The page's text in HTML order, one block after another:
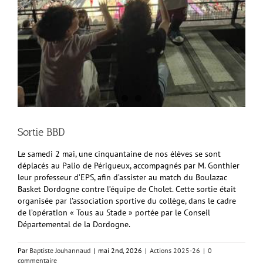
Sortie BBD
Le samedi 2 mai, une cinquantaine de nos élèves se sont
déplacés au Palio de Périgueux, accompagnés par M. Gonthier
leur professeur d’EPS, afin d’assister au match du Boulazac
Basket Dordogne contre l’équipe de Cholet. Cette sortie était
organisée par l’association sportive du collège, dans le cadre
de l’opération « Tous au Stade » portée par le Conseil
Départemental de la Dordogne.
Par Baptiste Jouhannaud | mai 2nd, 2026 | Actions 2025-26 | 0
commentaire